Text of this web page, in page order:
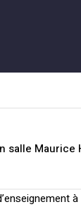
salle Maurice
à